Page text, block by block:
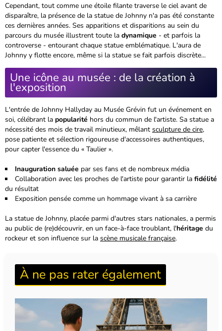
Cependant, tout comme une étoile filante traverse le ciel avant de
disparaître, la présence de la statue de Johnny n'a pas été constante
ces dernières années. Ses apparitions et disparitions au sein du
parcours du musée illustrent toute la dynamique - et parfois la
controverse - entourant chaque statue emblématique. L'aura de
Johnny y flotte encore, même si la statue se fait parfois discrète...
Une icône au musée : de la création à
l'exposition
L'entrée de Johnny Hallyday au Musée Grévin fut un événement en
soi, célébrant la popularité hors du commun de l'artiste. Sa statue a
nécessité des mois de travail minutieux, mêlant sculpture de cire,
pose patiente et sélection rigoureuse d'accessoires authentiques,
pour capter l'essence du « Taulier ».
Inauguration saluée par ses fans et de nombreux média
Collaboration avec les proches de l'artiste pour garantir la fidélité
du résultat
Exposition pensée comme un hommage vivant à sa carrière
La statue de Johnny, placée parmi d'autres stars nationales, a permis
au public de (re)découvrir, en un face-à-face troublant, l'héritage du
rockeur et son influence sur la scène musicale française.
À ne pas rater également